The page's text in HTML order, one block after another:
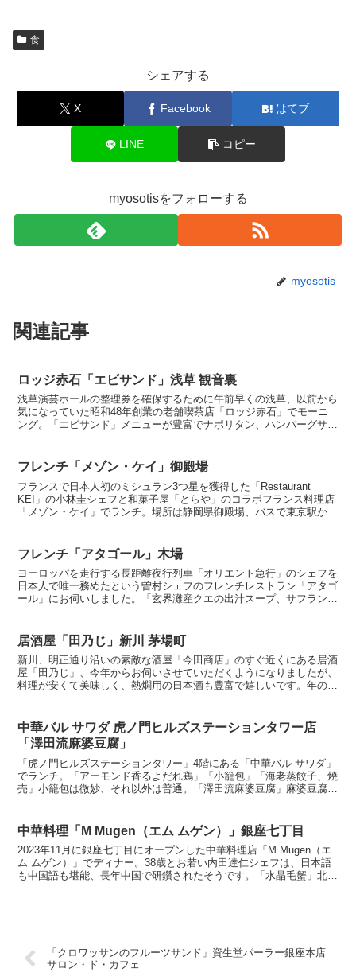
食
シェアする
X Facebook はてブ
LINE コピー
myosotisをフォローする
myosotis
関連記事
ロッジ赤石「エビサンド」浅草 観音裏
浅草演芸ホールの整理券を確保するために午前早くの浅草、以前から
気になっていた昭和48年創業の老舗喫茶店「ロッジ赤石」でモーニ
ング。「エビサンド」メニューが豊富でナポリタン、ハンバーグサン
フレンチ「メゾン・ケイ」御殿場
フランスで日本人初のミシュラン3つ星を獲得した「Restaurant
KEI」の小林圭シェフと和菓子屋「とらや」のコラボフランス料理店
「メゾン・ケイ」でランチ。場所は静岡県御殿場、バスで東京駅から
フレンチ「アタゴール」木場
ヨーロッパを走行する長距離夜行列車「オリエント急行」のシェフを
日本人で唯一務めたという曽村シェフのフレンチレストラン「アタゴ
ール」にお伺いしました。「玄界灘産クエの出汁スープ、サフラン風
居酒屋「田乃じ」新川 茅場町
新川、明正通り沿いの素敵な酒屋「今田商店」のすぐ近くにある居酒
屋「田乃じ」、今年からお伺いさせていただくようになりましたが、
料理が安くて美味しく、熱燗用の日本酒も豊富で嬉しいです。年の瀬
中華バル サワダ 虎ノ門ヒルズステーションタワー店
「澤田流麻婆豆腐」
「虎ノ門ヒルズステーションタワー」4階にある「中華バル サワダ」
でランチ。「アーモンド香るよだれ鶏」「小籠包」「海老蒸餃子、焼
売」小籠包は微妙、それ以外は普通。「澤田流麻婆豆腐」麻婆豆腐に
中華料理「M Mugen（エム ムゲン）」銀座七丁目
2023年11月に銀座七丁目にオープンした中華料理店「M Mugen（エ
ム ムゲン）」でディナー。38歳とお若い内田達仁シェフは、日本語
も中国語も堪能、長年中国で研鑽されたそうです。「水晶毛蟹」北海
「クロワッサンのフルーツサンド」資生堂パーラー銀座本店
サロン・ド・カフェ